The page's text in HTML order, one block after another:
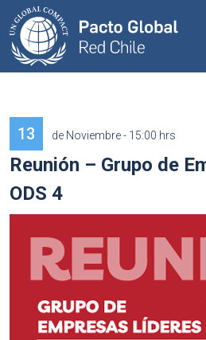
13 de Noviembre - 15:00 hrs
Reunión – Grupo de
ODS 4